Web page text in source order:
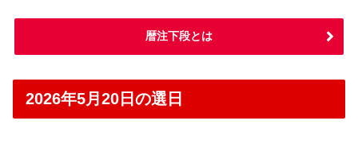
暦注下段とは
2026年5月20日の選日